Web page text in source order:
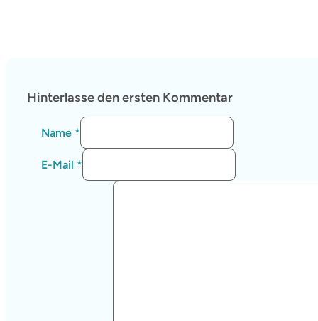
Hinterlasse den ersten Kommentar
Name *
E-Mail *